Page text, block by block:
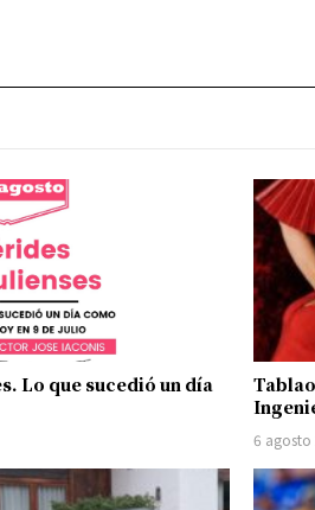
Lo que sucedió un día
6 agosto